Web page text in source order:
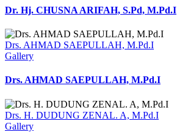
Dr. Hj. CHUSNA ARIFAH, S.Pd, M.Pd.I
Drs. AHMAD SAEPULLAH, M.Pd.I
Gallery
Drs. AHMAD SAEPULLAH, M.Pd.I
Drs. H. DUDUNG ZENAL. A, M.Pd.I
Gallery